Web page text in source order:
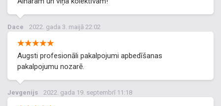
Dace 2022. gada 3. maijā 22:02
Augsti profesionāli pakalpojumi apbedīšanas
pakalpojumu nozarē.
Jevgenijs 2022. gada 19. septembrī 11:18